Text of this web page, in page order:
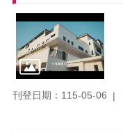
刊登日期：115-05-06